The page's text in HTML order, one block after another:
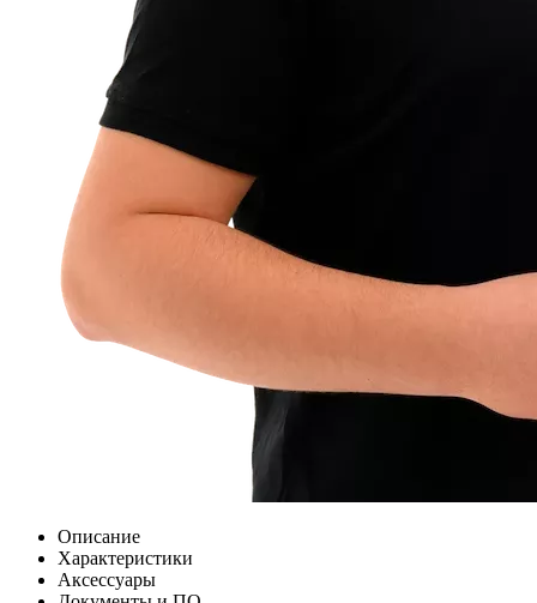
Описание
Характеристики
Аксессуары